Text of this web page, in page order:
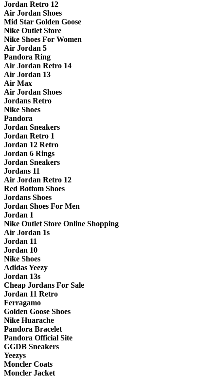
Jordan Retro 12
Air Jordan Shoes
Mid Star Golden Goose
Nike Outlet Store
Nike Shoes For Women
Air Jordan 5
Pandora Ring
Air Jordan Retro 14
Air Jordan 13
Air Max
Air Jordan Shoes
Jordans Retro
Nike Shoes
Pandora
Jordan Sneakers
Jordan Retro 1
Jordan 12 Retro
Jordan 6 Rings
Jordan Sneakers
Jordans 11
Air Jordan Retro 12
Red Bottom Shoes
Jordans Shoes
Jordan Shoes For Men
Jordan 1
Nike Outlet Store Online Shopping
Air Jordan 1s
Jordan 11
Jordan 10
Nike Shoes
Adidas Yeezy
Jordan 13s
Cheap Jordans For Sale
Jordan 11 Retro
Ferragamo
Golden Goose Shoes
Nike Huarache
Pandora Bracelet
Pandora Official Site
GGDB Sneakers
Yeezys
Moncler Coats
Moncler Jacket